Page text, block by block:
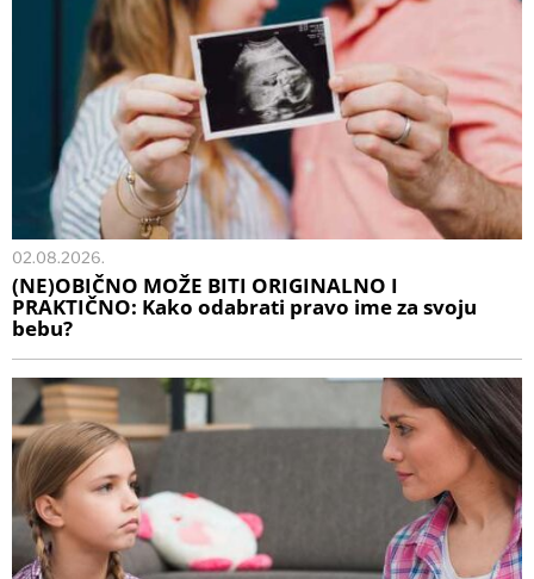
02.08.2026.
(NE)OBIČNO MOŽE BITI ORIGINALNO I
PRAKTIČNO: Kako odabrati pravo ime za svoju
bebu?